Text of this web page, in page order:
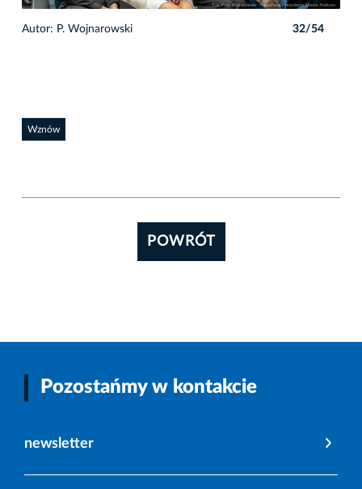
Autor: P. Wojnarowski 32/54
Wznów
POWRÓT
Pozostańmy w kontakcie
newsletter